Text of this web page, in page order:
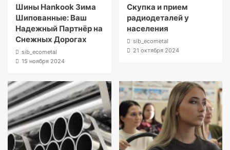
Шины Hankook Зима
Шипованные: Ваш
Надежный Партнёр на
Снежных Дорогах
sib_ecometal
15 ноября 2024
Скупка и прием
радиодеталей у
населения
sib_ecometal
21 октября 2024